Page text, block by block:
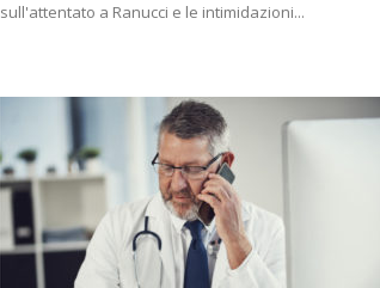
sull'attentato a Ranucci e le intimidazioni...